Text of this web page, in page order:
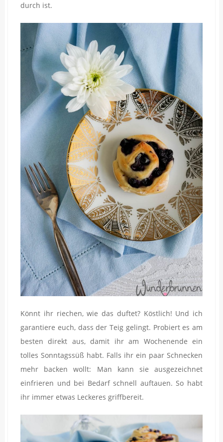
durch ist.
Könnt ihr riechen, wie das duftet? Köstlich! Und ich
garantiere euch, dass der Teig gelingt. Probiert es am
besten direkt aus, damit ihr am Wochenende ein
tolles Sonntagssüß habt. Falls ihr ein paar Schnecken
mehr backen wollt: Man kann sie ausgezeichnet
einfrieren und bei Bedarf schnell auftauen. So habt
ihr immer etwas Leckeres griffbereit.